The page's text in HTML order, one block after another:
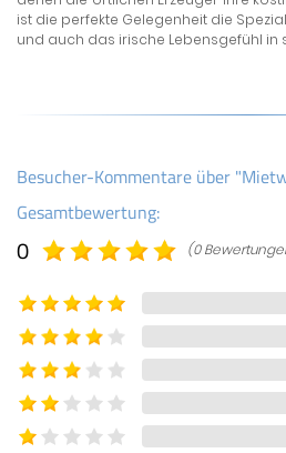
ist die perfekte Gelegenheit die
und auch das irische Lebensgefühl in
Besucher-Kommentare über
Gesamtbewertung:
0 (0